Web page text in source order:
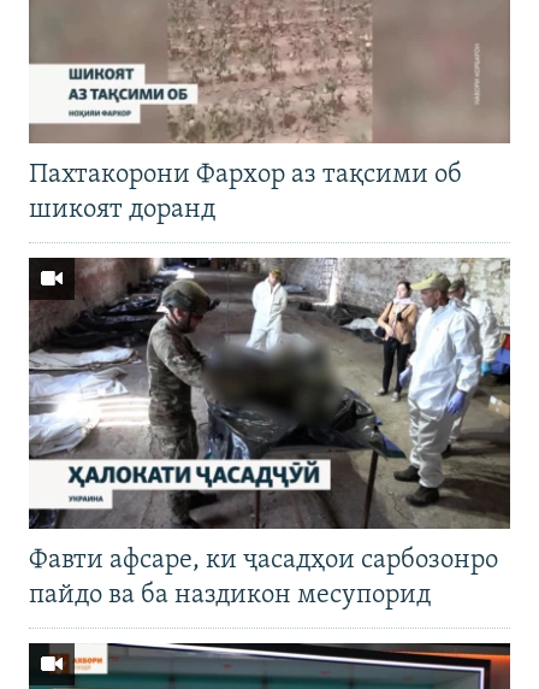
Пахтакорони Фархор аз тақсими об
шикоят доранд
Фавти афсаре, ки ҷасадҳои сарбозонро
пайдо ва ба наздикон месупорид